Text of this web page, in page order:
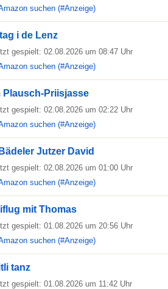
suchen (#Anzeige)
i de Lenz
gespielt: 02.08.2026 um 08:47 Uhr
suchen (#Anzeige)
Plausch-Priisjasse
gespielt: 02.08.2026 um 02:22 Uhr
suchen (#Anzeige)
Jutzer David
gespielt: 02.08.2026 um 01:00 Uhr
suchen (#Anzeige)
mit Thomas
gespielt: 01.08.2026 um 20:56 Uhr
suchen (#Anzeige)
tanz
gespielt: 01.08.2026 um 11:42 Uhr